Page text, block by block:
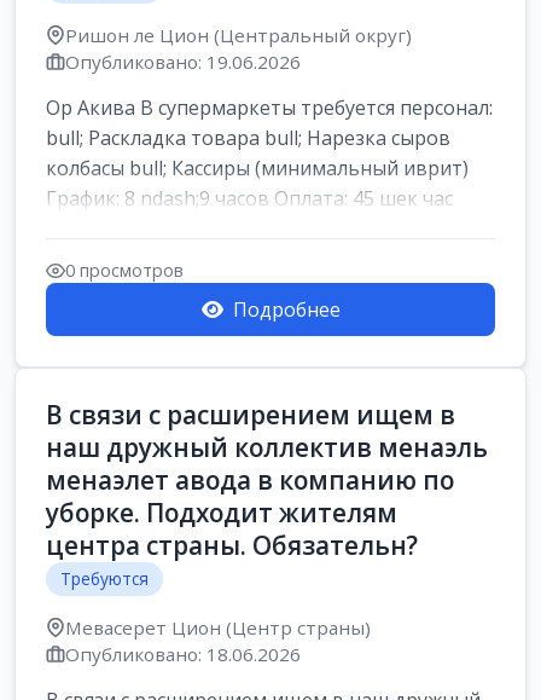
Ришон ле Цион (Центральный округ)
Опубликовано: 19.06.2026
Ор Акива В супермаркеты требуется персонал:
bull; Раскладка товара bull; Нарезка сыров
колбасы bull; Кассиры (минимальный иврит)
График: 8 ndash;9 часов Оплата: 45 шек час
0 просмотров
Подробнее
В связи с расширением ищем в
наш дружный коллектив менаэль
менаэлет авода в компанию по
уборке. Подходит жителям
центра страны. Обязательн?
Требуются
Мевасерет Цион (Центр страны)
Опубликовано: 18.06.2026